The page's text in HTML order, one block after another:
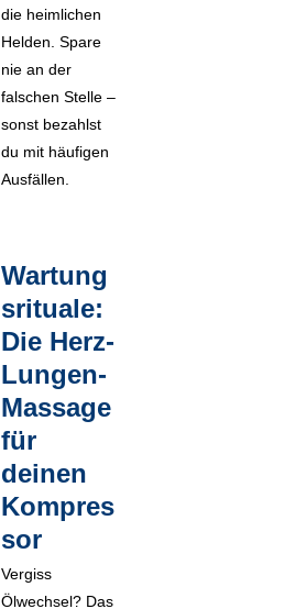
die heimlichen
Helden. Spare
nie an der
falschen Stelle –
sonst bezahlst
du mit häufigen
Ausfällen.
Wartung
srituale:
Die Herz-
Lungen-
Massage
für
deinen
Kompres
sor
Vergiss
Ölwechsel? Das